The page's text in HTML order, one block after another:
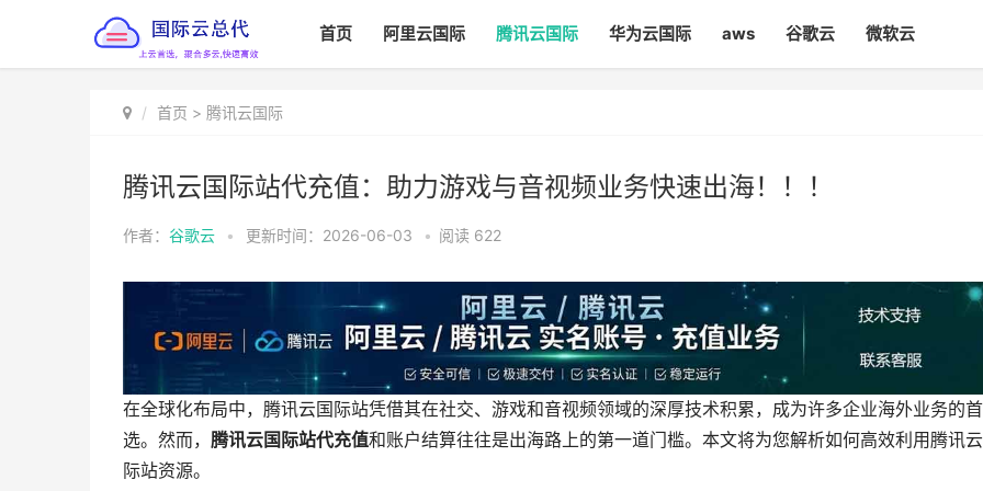
首页 阿里云国际 腾讯云国际 华为云国际 aws 谷歌云 微软云
首页 > 腾讯云国际
腾讯云国际站代充值：助力游戏与音视频业务快速出海！！！
作者： 谷歌云 • 更新时间：2026-06-03 • 阅读 622
在全球化布局中，腾讯云国际站凭借其在社交、游戏和音视频领域的深厚技术积累，成为许多企业海外业务的首
选。然而， 腾讯云国际站代充值和账户结算往往是出海路上的第一道门槛。本文将为您解析如何高效利用腾讯
际站资源。